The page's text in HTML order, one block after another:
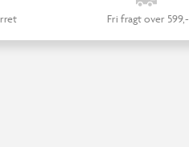
Fri fragt over 599,-